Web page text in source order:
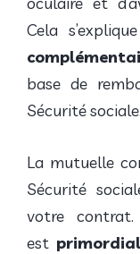
Cela
base de
Sécurité sociale.
La mutuelle
Sécurité
votre contrat.
est